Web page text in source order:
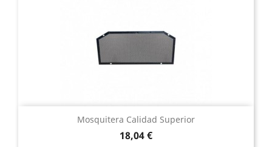
Mosquitera Calidad Superior
Precio
18,04 €